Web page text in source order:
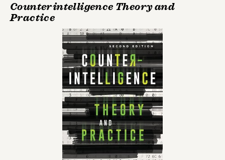
Counterintelligence Theory and
Practice